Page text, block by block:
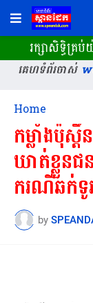
រក្សាសិទ្ធិគ្
គេហទំព័រចាស់
Home
កម្លាំងប៉ុស្
ឃាត់ខ្លួនជ
ករណីឆក់ទូ
by